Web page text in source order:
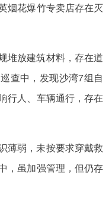
烟花爆竹专卖店存在灭
堆放建筑材料，存在道
查中，发现沙湾7组自
行人、车辆通行，存在
薄弱，未按要求穿戴救
，虽加强管理，但仍存